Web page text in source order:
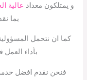
و يمتلكون معداد عالية
بما
كما ان نتحمل
بأداء
فنحن نقدم افضل